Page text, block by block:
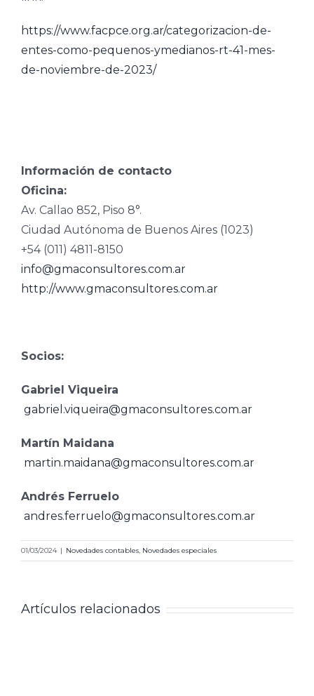
https://www.facpce.org.ar/categorizacion-de-
entes-como-pequenos-ymedianos-rt-41-mes-
de-noviembre-de-2023/
Información de contacto
Oficina:
Av. Callao 852, Piso 8°.
Ciudad Autónoma de Buenos Aires (1023)
+54 (011) 4811-8150
info@gmaconsultores.com.ar
http://www.gmaconsultores.com.ar
Socios:
Gabriel Viqueira
gabriel.viqueira@gmaconsultores.com.ar
Martín Maidana
martin.maidana@gmaconsultores.com.ar
Andrés Ferruelo
andres.ferruelo@gmaconsultores.com.ar
01/03/2024 | Novedades contables, Novedades especiales
Artículos relacionados